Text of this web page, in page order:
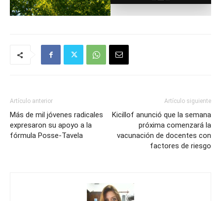
Artículo anterior
Más de mil jóvenes radicales
expresaron su apoyo a la
fórmula Posse-Tavela
Artículo siguiente
Kicillof anunció que la semana
próxima comenzará la
vacunación de docentes con
factores de riesgo